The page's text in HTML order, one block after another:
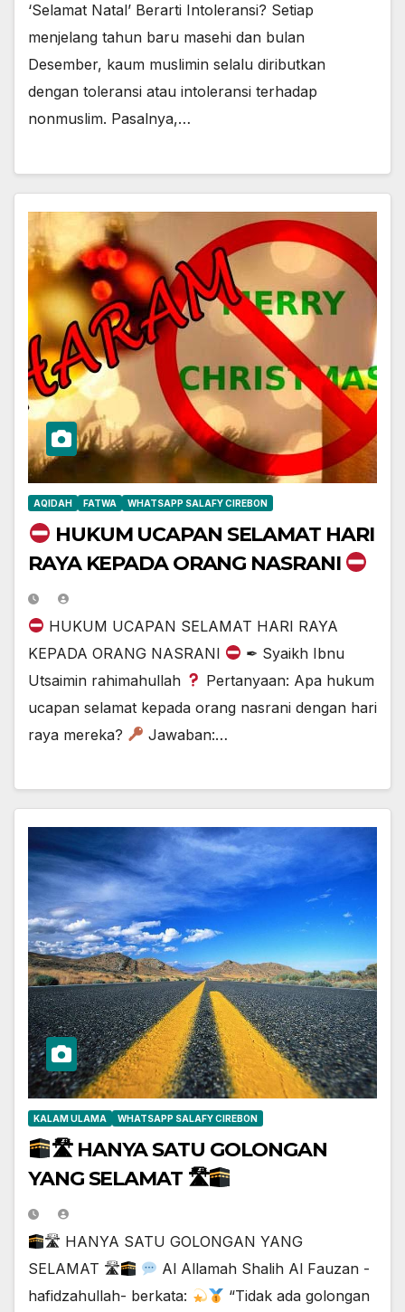
‘Selamat Natal’ Berarti Intoleransi? Setiap
menjelang tahun baru masehi dan bulan
Desember, kaum muslimin selalu diributkan
dengan toleransi atau intoleransi terhadap
nonmuslim. Pasalnya,…
AQIDAH FATWA WHATSAPP SALAFY CIREBON
HUKUM UCAPAN SELAMAT HARI
RAYA KEPADA ORANG NASRANI
HUKUM UCAPAN SELAMAT HARI RAYA
KEPADA ORANG NASRANI
✒ Syaikh Ibnu
Utsaimin rahimahullah
Pertanyaan: Apa hukum
ucapan selamat kepada orang nasrani dengan hari
raya mereka?
Jawaban:…
KALAM ULAMA WHATSAPP SALAFY CIREBON
🛣 HANYA SATU GOLONGAN
YANG SELAMAT 🛣
🛣 HANYA SATU GOLONGAN YANG
SELAMAT 🛣
Al Allamah Shalih Al Fauzan -
hafidzahullah- berkata:
“Tidak ada golongan